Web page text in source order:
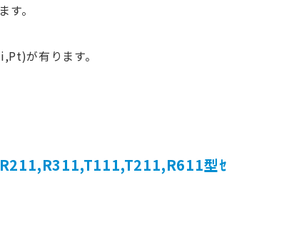
す。
が有ります。
型ｾ